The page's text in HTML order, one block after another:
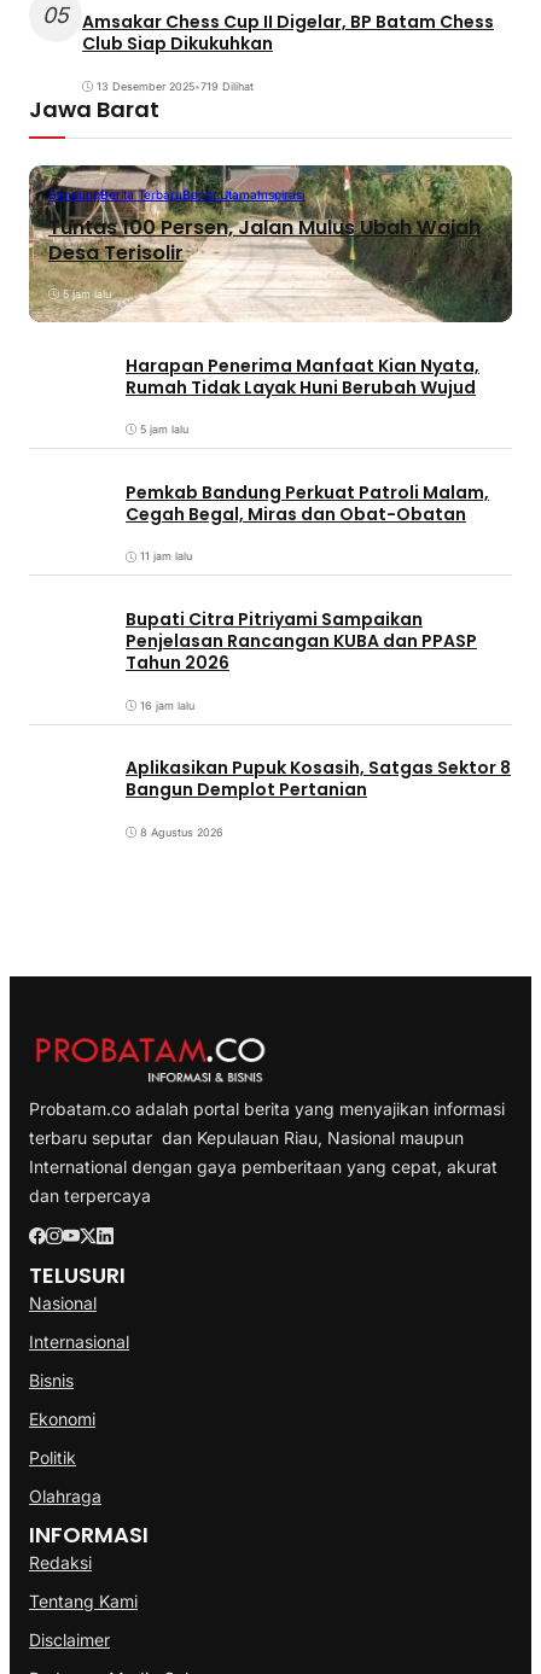
05 Amsakar Chess Cup II Digelar, BP Batam Chess
Club Siap Dikukuhkan
13 Desember 2025•719 Dilihat
Jawa Barat
BandungBerita TerbaruBerita UtamaInspirasi
Tuntas 100 Persen, Jalan Mulus Ubah Wajah
Desa Terisolir
5 jam lalu
Harapan Penerima Manfaat Kian Nyata,
Rumah Tidak Layak Huni Berubah Wujud
5 jam lalu
Pemkab Bandung Perkuat Patroli Malam,
Cegah Begal, Miras dan Obat-Obatan
11 jam lalu
Bupati Citra Pitriyami Sampaikan
Penjelasan Rancangan KUBA dan PPASP
Tahun 2026
16 jam lalu
Aplikasikan Pupuk Kosasih, Satgas Sektor 8
Bangun Demplot Pertanian
8 Agustus 2026
Probatam.co adalah portal berita yang menyajikan informasi
terbaru seputar dan Kepulauan Riau, Nasional maupun
International dengan gaya pemberitaan yang cepat, akurat
dan terpercaya
TELUSURI
Nasional
Internasional
Bisnis
Ekonomi
Politik
Olahraga
INFORMASI
Redaksi
Tentang Kami
Disclaimer